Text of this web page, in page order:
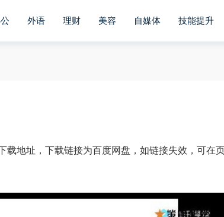
外语 理财 美容 自媒体 技能提升
地址，下载链接为百度网盘，如链接失效，可在页